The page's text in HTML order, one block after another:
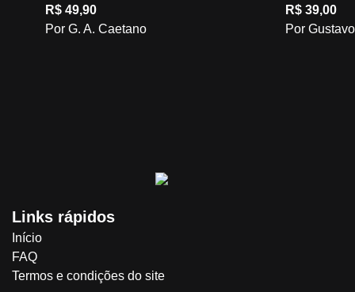
R$ 49,90
Por G. A. Caetano
R$ 39,00
Por
Links rápidos
Início
FAQ
Termos e condições do site